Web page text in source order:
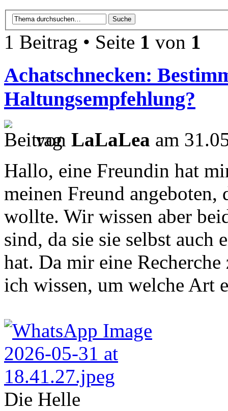
1 Beitrag • Seite 1 von 1
Achatschnecken:
Haltungsempfehlung?
von LaLaLea am
Hallo, eine Freundin hat
meinen Freund angeboten,
wollte. Wir wissen aber
sind, da sie sie selbst auch
hat. Da mir eine
ich wissen, um welche Art
Die Helle